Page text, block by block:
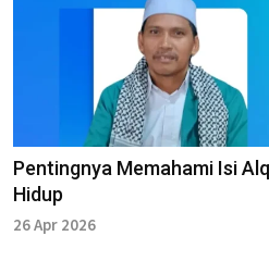
Pentingnya Memahami Isi
Hidup
26 Apr 2026